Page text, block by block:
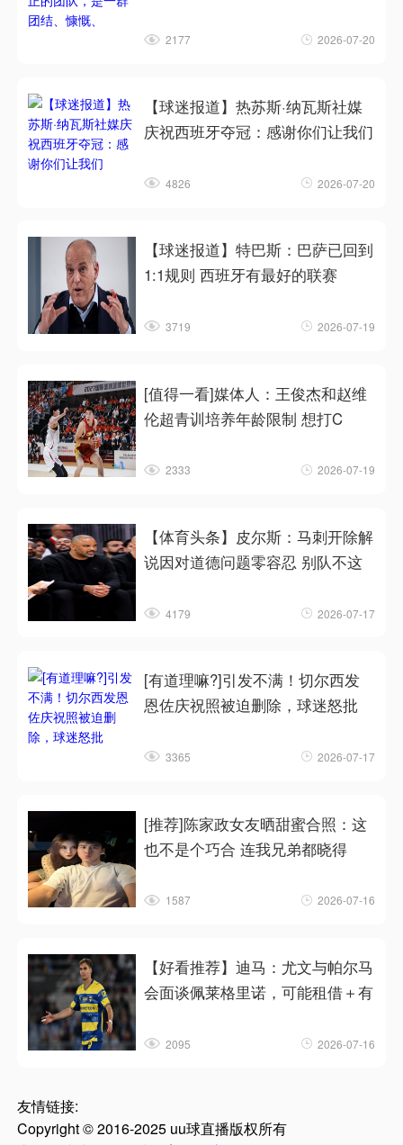
2177 2026-07-20
【球迷报道】热苏斯·纳瓦斯社媒
庆祝西班牙夺冠：感谢你们让我们
4826 2026-07-20
【球迷报道】特巴斯：巴萨已回到
1:1规则 西班牙有最好的联赛
3719 2026-07-19
[值得一看]媒体人：王俊杰和赵维
伦超青训培养年龄限制 想打C
2333 2026-07-19
【体育头条】皮尔斯：马刺开除解
说因对道德问题零容忍 别队不这
4179 2026-07-17
[有道理嘛?]引发不满！切尔西发
恩佐庆祝照被迫删除，球迷怒批
3365 2026-07-17
[推荐]陈家政女友晒甜蜜合照：这
也不是个巧合 连我兄弟都晓得
1587 2026-07-16
【好看推荐】迪马：尤文与帕尔马
会面谈佩莱格里诺，可能租借＋有
2095 2026-07-16
友情链接:
Copyright © 2016-2025 uu球直播版权所有